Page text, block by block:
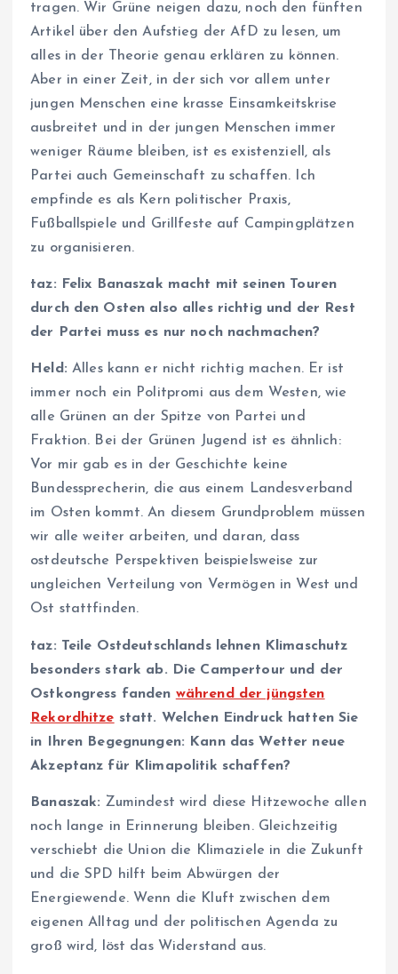
tragen. Wir Grüne neigen dazu, noch den fünften
Artikel über den Aufstieg der AfD zu lesen, um
alles in der Theorie genau erklären zu können.
Aber in einer Zeit, in der sich vor allem unter
jungen Menschen eine krasse Einsamkeitskrise
ausbreitet und in der jungen Menschen immer
weniger Räume bleiben, ist es existenziell, als
Partei auch Gemeinschaft zu schaffen. Ich
empfinde es als Kern politischer Praxis,
Fußballspiele und Grillfeste auf Campingplätzen
zu organisieren.
taz: Felix Banaszak macht mit seinen Touren
durch den Osten also alles richtig und der Rest
der Partei muss es nur noch nachmachen?
Held: Alles kann er nicht richtig machen. Er ist
immer noch ein Politpromi aus dem Westen, wie
alle Grünen an der Spitze von Partei und
Fraktion. Bei der Grünen Jugend ist es ähnlich:
Vor mir gab es in der Geschichte keine
Bundessprecherin, die aus einem Landesverband
im Osten kommt. An diesem Grundproblem müssen
wir alle weiter arbeiten, und daran, dass
ostdeutsche Perspektiven beispielsweise zur
ungleichen Verteilung von Vermögen in West und
Ost stattfinden.
taz: Teile Ostdeutschlands lehnen Klimaschutz
besonders stark ab. Die Campertour und der
Ostkongress fanden während der jüngsten
Rekordhitze statt. Welchen Eindruck hatten Sie
in Ihren Begegnungen: Kann das Wetter neue
Akzeptanz für Klimapolitik schaffen?
Banaszak: Zumindest wird diese Hitzewoche allen
noch lange in Erinnerung bleiben. Gleichzeitig
verschiebt die Union die Klimaziele in die Zukunft
und die SPD hilft beim Abwürgen der
Energiewende. Wenn die Kluft zwischen dem
eigenen Alltag und der politischen Agenda zu
groß wird, löst das Widerstand aus.